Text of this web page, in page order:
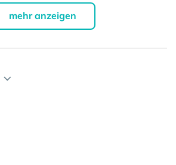
mehr anzeigen